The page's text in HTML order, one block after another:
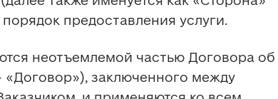
предоставления услуги.
неотъемлемой частью Договора об
«Договор»), заключенного между